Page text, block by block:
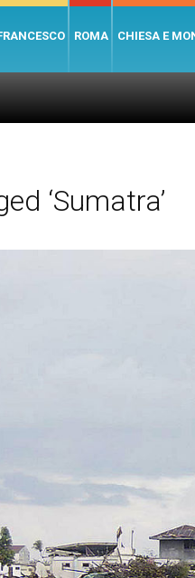
ROMA CHIESA E
‘sumatra’